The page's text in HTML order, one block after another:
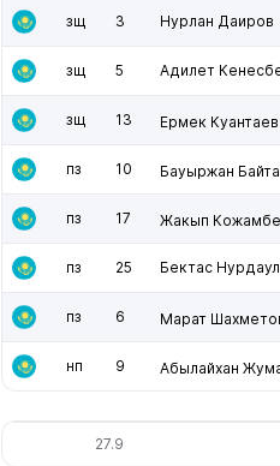
зщ 3 Нурлан Даиров
зщ 5 Адилет
зщ 13 Ермек Куантаев
пз 10 Бауыржан
пз 17 Жакып
пз 25 Бектас
пз 6 Марат
нп 9 Абылайхан
27.9